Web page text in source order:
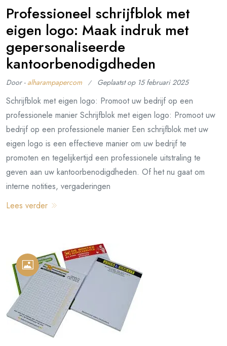
Professioneel schrijfblok met
eigen logo: Maak indruk met
gepersonaliseerde
kantoorbenodigdheden
Door - alharampapercom Geplaatst op 15 februari 2025
Schrijfblok met eigen logo: Promoot uw bedrijf op een
professionele manier Schrijfblok met eigen logo: Promoot uw
bedrijf op een professionele manier Een schrijfblok met uw
eigen logo is een effectieve manier om uw bedrijf te
promoten en tegelijkertijd een professionele uitstraling te
geven aan uw kantoorbenodigdheden. Of het nu gaat om
interne notities, vergaderingen
Lees verder